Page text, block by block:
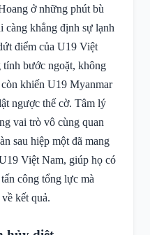
ở những phút bù
càng khẳng định sự lạnh
điểm của U19 Việt
bước ngoặt, không
khiến U19 Myanmar
ngược thế cờ. Tâm lý
vai trò vô cùng quan
sau hiệp một đã mang
Việt Nam, giúp họ có
công tổng lực mà
kết quả.